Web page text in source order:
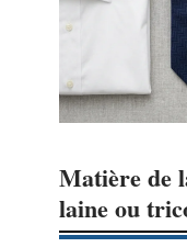
Matière de
laine ou